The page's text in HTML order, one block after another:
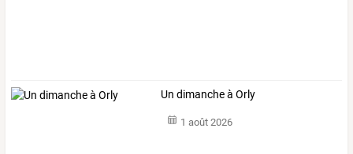
Un dimanche à Orly
1 août 2026